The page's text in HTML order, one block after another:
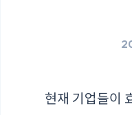
현재 기업들이